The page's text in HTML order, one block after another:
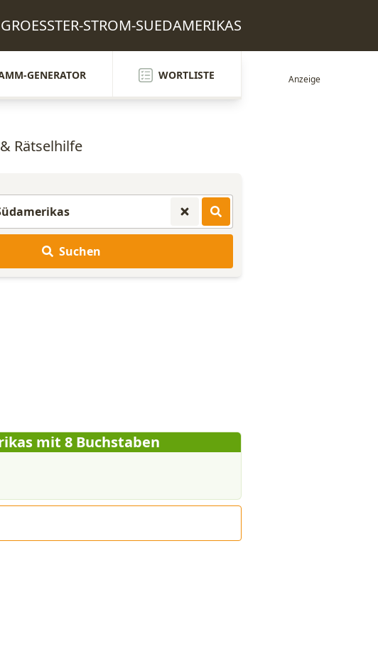
STROM-SUEDAMERIKAS
GENERATOR WORTLISTE
Rätselhilfe
Suchen
mit 8 Buchstaben